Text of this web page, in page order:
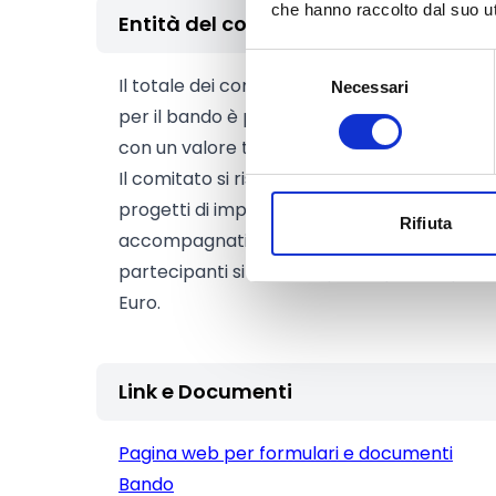
che hanno raccolto dal suo
del
consenso
Necessari
Rifiuta
Entità del contributo
Il totale dei contributi che la Fondazione
per il bando è pari a
12.000 Euro. I
con un valore tra 500 Euro e 4.000 Euro.
Il comitato si riserva la possibilità di
progetti di importo superiore a 4.000 Euro
accompagnati da un piano finanziario nel
partecipanti si attivano per coprire la
Euro.
Link e Documenti
Pagina web per formulari e documenti
Bando